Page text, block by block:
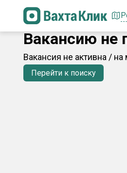
Вакансию не
Вакансия не активна /
Перейти к поиску